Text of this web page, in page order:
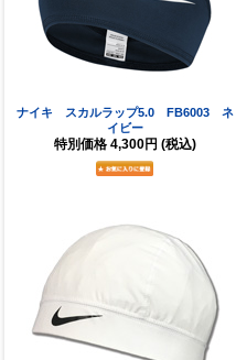
ナイキ スカルラップ5.0 FB6003 ネ
イビー
特別価格 4,300円 (税込)